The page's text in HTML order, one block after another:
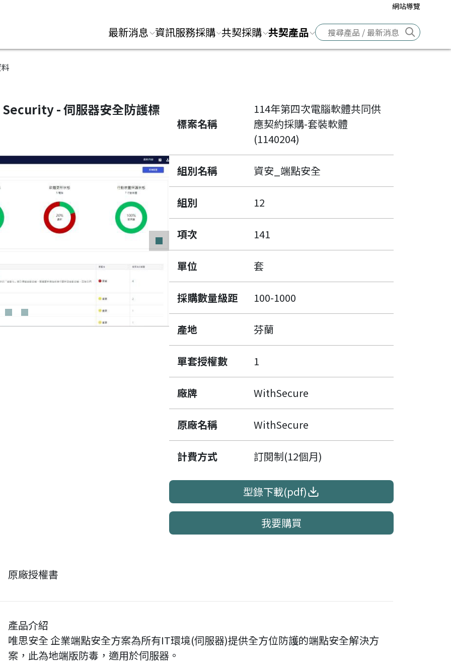
網站導覽
最新消息 資訊服務採購 共契採購 共契產品 前往
- 伺服器安全防護標
下一筆
標案名稱
114年第四次電腦軟體共同供
應契約採購-套裝軟體
(1140204)
組別名稱 資安_端點安全
組別 12
項次 141
單位 套
採購數量級距 100-1000
產地 芬蘭
單套授權數 1
廠牌 WithSecure
原廠名稱 WithSecure
計費方式 訂閱制(12個月)
型錄下載(pdf)
我要購買
原廠授權書
產品介紹
唯思安全 企業端點安全方案為所有IT環境(伺服器)提供全方位防護的端點安全解決方
案，此為地端版防毒，適用於伺服器。